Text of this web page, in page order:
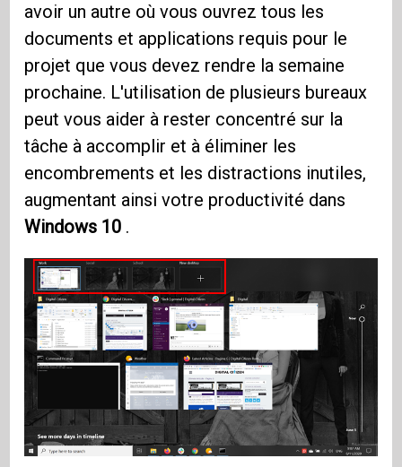
avoir un autre où vous ouvrez tous les
documents et applications requis pour le
projet que vous devez rendre la semaine
prochaine. L'utilisation de plusieurs bureaux
peut vous aider à rester concentré sur la
tâche à accomplir et à éliminer les
encombrements et les distractions inutiles,
augmentant ainsi votre productivité dans
Windows 10 .